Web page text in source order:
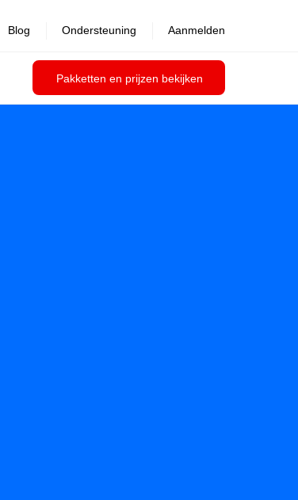
Pakketten en prijzen bekijken
Blog Ondersteuning Aanmelden